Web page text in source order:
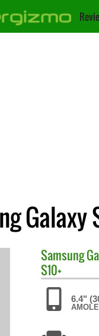
Galaxy
Samsung
S10+
6.4"